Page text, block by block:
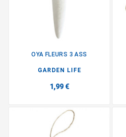
OYA FLEURS 3 ASS
GARDEN LIFE
1,99 €